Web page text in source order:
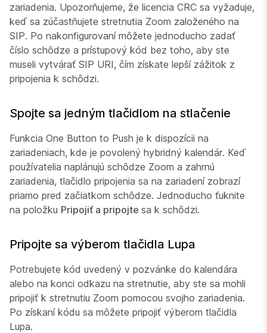
zariadenia. Upozorňujeme, že licencia CRC sa vyžaduje,
keď sa zúčastňujete stretnutia Zoom založeného na
SIP. Po nakonfigurovaní môžete jednoducho zadať
číslo schôdze a prístupový kód bez toho, aby ste
museli vytvárať SIP URI, čím získate lepší zážitok z
pripojenia k schôdzi.
Spojte sa jedným tlačidlom na stlačenie
Funkcia One Button to Push je k dispozícii na
zariadeniach, kde je povolený hybridný kalendár. Keď
používatelia naplánujú schôdze Zoom a zahrnú
zariadenia, tlačidlo pripojenia sa na zariadení zobrazí
priamo pred začiatkom schôdze. Jednoducho ťuknite
na položku Pripojiť a pripojte sa k schôdzi.
Pripojte sa výberom tlačidla Lupa
Potrebujete kód uvedený v pozvánke do kalendára
alebo na konci odkazu na stretnutie, aby ste sa mohli
pripojiť k stretnutiu Zoom pomocou svojho zariadenia.
Po získaní kódu sa môžete pripojiť výberom tlačidla
Lupa.